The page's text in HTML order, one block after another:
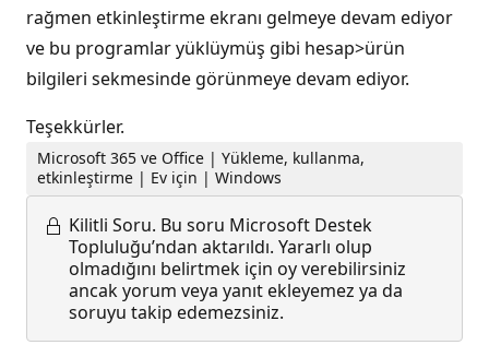
rağmen etkinleştirme ekranı gelmeye devam ediyor
ve bu programlar yüklüymüş gibi hesap>ürün
bilgileri sekmesinde görünmeye devam ediyor.
Teşekkürler.
Microsoft 365 ve Office | Yükleme, kullanma,
etkinleştirme | Ev için | Windows
Kilitli Soru. Bu soru Microsoft Destek
Topluluğu’ndan aktarıldı. Yararlı olup
olmadığını belirtmek için oy verebilirsiniz
ancak yorum veya yanıt ekleyemez ya da
soruyu takip edemezsiniz.